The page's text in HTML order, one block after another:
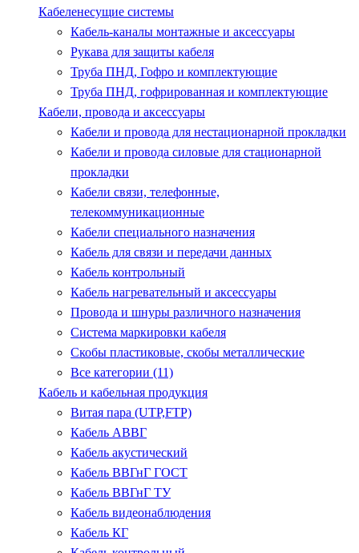
Кабеленесущие системы
Кабель-каналы монтажные и аксессуары
Рукава для защиты кабеля
Труба ПНД, Гофро и комплектующие
Труба ПНД, гофрированная и комплектующие
Кабели, провода и аксессуары
Кабели и провода для нестационарной прокладки
Кабели и провода силовые для стационарной
прокладки
Кабели связи, телефонные,
телекоммуникационные
Кабели специального назначения
Кабель для связи и передачи данных
Кабель контрольный
Кабель нагревательный и аксессуары
Провода и шнуры различного назначения
Система маркировки кабеля
Скобы пластиковые, скобы металлические
Все категории (11)
Кабель и кабельная продукция
Витая пара (UTP,FTP)
Кабель АВВГ
Кабель акустический
Кабель ВВГнГ ГОСТ
Кабель ВВГнГ ТУ
Кабель видеонаблюдения
Кабель КГ